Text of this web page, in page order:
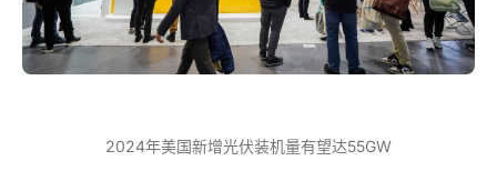
2024年美国新增光伏装机量有望达55GW